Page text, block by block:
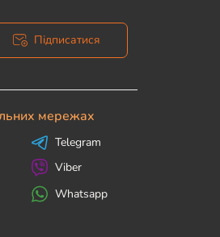
Підписатися
мережах
Telegram
Viber
Whatsapp